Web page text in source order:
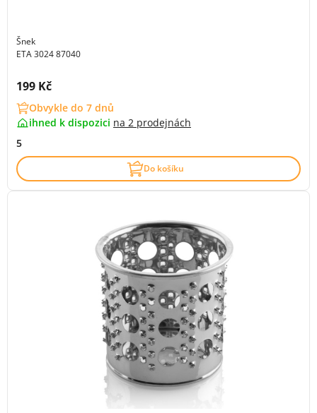
Šnek
ETA 3024 87040
Cena s DPH:
199 Kč
Obvykle do 7 dnů
ihned k dispozici na 2 prodejnách
5
Do košíku